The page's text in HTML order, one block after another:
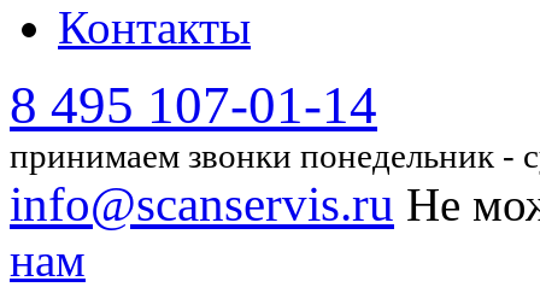
Контакты
8 495 107-01-14
принимаем звонки понедельник -
info@scanservis.ru Не
нам